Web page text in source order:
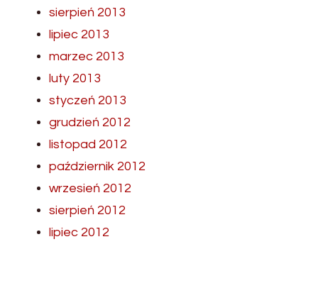
sierpień 2013
lipiec 2013
marzec 2013
luty 2013
styczeń 2013
grudzień 2012
listopad 2012
październik 2012
wrzesień 2012
sierpień 2012
lipiec 2012